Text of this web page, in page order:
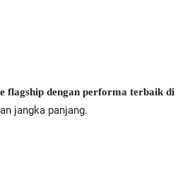
flagship dengan performa terbaik di
jangka panjang.